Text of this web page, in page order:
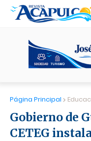
Página Principal
Gobierno de
CETEG